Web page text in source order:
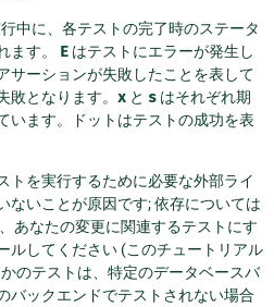
中に、各テストの完了時のステータ
ます。 E はテストにエラーが発生し
サーションが失敗したことを表して
敗となります。 x と s はそれぞれ期
います。ドットはテストの成功を表
トを実行するために必要な外部ライ
ないことが原因です; 依存については
あなたの変更に関連するテストにす
ルしてください (このチュートリアル
のテストは、特定のデータベースバ
バックエンドでテストされない場合